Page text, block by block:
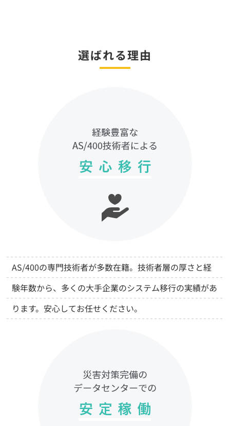
選ばれる理由
AS/400の専門技術者が多数在籍。技術者層の厚さと経
験年数から、多くの大手企業のシステム移行の実績があ
ります。安心してお任せください。